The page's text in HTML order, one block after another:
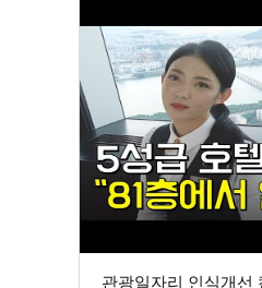
관광일자리 인식개선